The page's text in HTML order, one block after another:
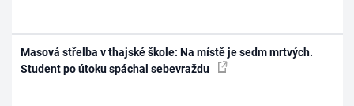
Masová střelba v thajské škole: Na místě je sedm mrtvých.
Student po útoku spáchal sebevraždu